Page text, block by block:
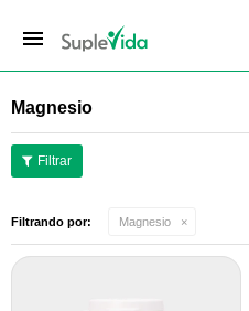
menu
Magnesio
Filtrando por: Magnesio